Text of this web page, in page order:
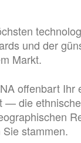
und der
Markt.
offenbart Ihr
— die
Sie stammen.